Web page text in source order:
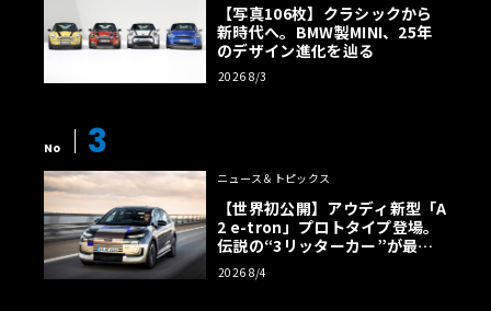
【写真106枚】クラシックから
新時代へ。BMW製MINI、25年
のデザイン進化を辿る
2026 8/3
No 3
ニュース＆トピックス
【世界初公開】アウディ新型「A
2 e-tron」プロトタイプ登場。
伝説の“3リッターカー”が最高
効率エントリーBEVとして復活
【画像38枚】
2026 8/4